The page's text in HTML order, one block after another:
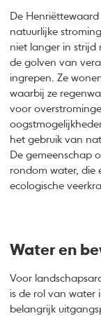
De
natuurlijke
niet langer in strijd
de golven van
ingrepen. Ze
waarbij ze
voor
het gebruik van
De gemeenschap
rondom water, die
ecologische
Water en
Voor
is de rol van water
belangrijk